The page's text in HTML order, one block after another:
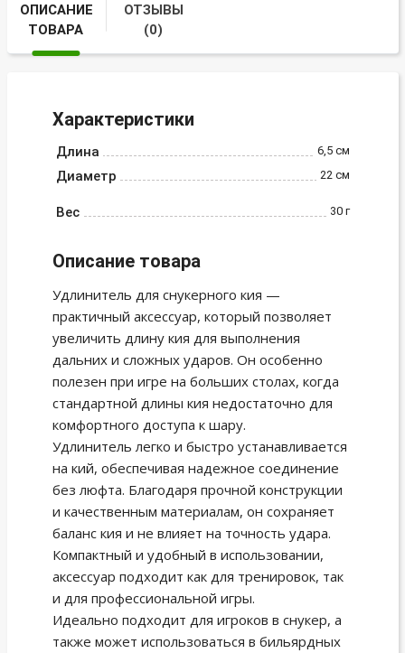
ОПИСАНИЕ
ТОВАРА
ОТЗЫВЫ
(0)
Характеристики
Длина 6,5 см
Диаметр 22 см
Вес 30 г
Описание товара
Удлинитель для снукерного кия —
практичный аксессуар, который позволяет
увеличить длину кия для выполнения
дальних и сложных ударов. Он особенно
полезен при игре на больших столах, когда
стандартной длины кия недостаточно для
комфортного доступа к шару.
Удлинитель легко и быстро устанавливается
на кий, обеспечивая надежное соединение
без люфта. Благодаря прочной конструкции
и качественным материалам, он сохраняет
баланс кия и не влияет на точность удара.
Компактный и удобный в использовании,
аксессуар подходит как для тренировок, так
и для профессиональной игры.
Идеально подходит для игроков в снукер, а
также может использоваться в бильярдных